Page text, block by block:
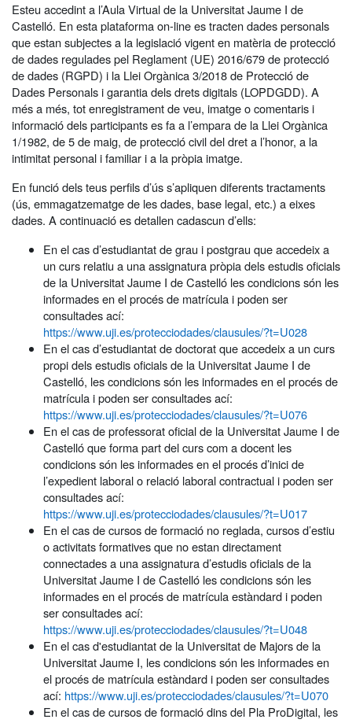
Esteu accedint a l’Aula Virtual de la Universitat Jaume I de
Castelló. En esta plataforma on-line es tracten dades personals
que estan subjectes a la legislació vigent en matèria de protecció
de dades regulades pel Reglament (UE) 2016/679 de protecció
de dades (RGPD) i la Llei Orgànica 3/2018 de Protecció de
Dades Personals i garantia dels drets digitals (LOPDGDD). A
més a més, tot enregistrament de veu, imatge o comentaris i
informació dels participants es fa a l’empara de la Llei Orgànica
1/1982, de 5 de maig, de protecció civil del dret a l’honor, a la
intimitat personal i familiar i a la pròpia imatge.
En funció dels teus perfils d’ús s’apliquen diferents tractaments
(ús, emmagatzematge de les dades, base legal, etc.) a eixes
dades. A continuació es detallen cadascun d’ells:
En el cas d’estudiantat de grau i postgrau que accedeix a
un curs relatiu a una assignatura pròpia dels estudis oficials
de la Universitat Jaume I de Castelló les condicions són les
informades en el procés de matrícula i poden ser
consultades ací:
https://www.uji.es/protecciodades/clausules/?t=U028
En el cas d’estudiantat de doctorat que accedeix a un curs
propi dels estudis oficials de la Universitat Jaume I de
Castelló, les condicions són les informades en el procés de
matrícula i poden ser consultades ací:
https://www.uji.es/protecciodades/clausules/?t=U076
En el cas de professorat oficial de la Universitat Jaume I de
Castelló que forma part del curs com a docent les
condicions són les informades en el procés d’inici de
l’expedient laboral o relació laboral contractual i poden ser
consultades ací:
https://www.uji.es/protecciodades/clausules/?t=U017
En el cas de cursos de formació no reglada, cursos d’estiu
o activitats formatives que no estan directament
connectades a una assignatura d’estudis oficials de la
Universitat Jaume I de Castelló les condicions són les
informades en el procés de matrícula estàndard i poden
ser consultades ací:
https://www.uji.es/protecciodades/clausules/?t=U048
En el cas d'estudiantat de la Universitat de Majors de la
Universitat Jaume I, les condicions són les informades en
el procés de matrícula estàndard i poden ser consultades
ací: https://www.uji.es/protecciodades/clausules/?t=U070
En el cas de cursos de formació dins del Pla ProDigital, les